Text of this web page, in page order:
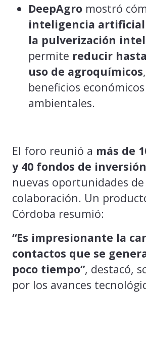
DeepAgro mostró
inteligencia artificial
la pulverización
permite reducir
uso de agroquímicos
beneficios
ambientales.
El foro reunió a más de
y 40 fondos de inversión
nuevas oportunidades de
colaboración. Un
Córdoba resumió:
“Es impresionante la
contactos que se
poco tiempo”, destacó,
por los avances